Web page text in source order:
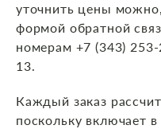
уточнить цены
формой обратной
номерам +7 (343)
13.
Каждый заказ
поскольку включает